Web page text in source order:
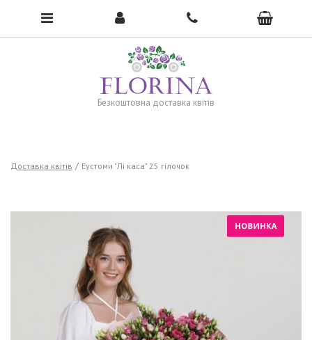
Безкоштовна доставка квітів
To open the menu, click here →
Доставка квітів Еустоми "Лі каса" 25 гілочок